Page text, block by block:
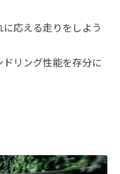
応える走りをしよう
リング性能を存分に